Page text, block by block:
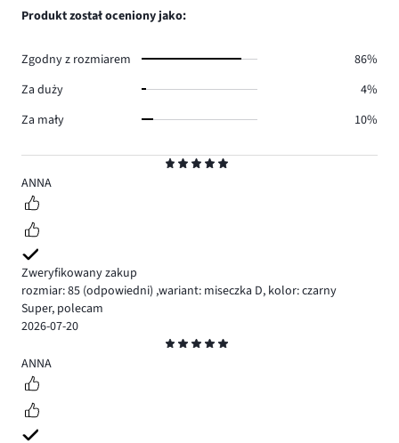
5
ANNA
Zweryfikowany zakup
rozmiar: 85 (odpowiedni) ,wariant: miseczka D, kolor: czarny
Super, polecam
2026-07-20
5
ANNA
Produkt został oceniony jako:
Zgodny z rozmiarem
86%
Za duży
4%
Za mały
10%